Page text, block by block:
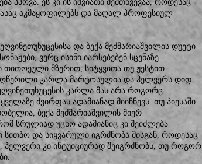
ჰპოვა. ეს კი ის იშვიათი შემთხვევაა, როდესაც
აკმაყოფილებს და მაღალ პროფესიულ
და ბექა მეძმარიაშვილის დუეტი
ვერც ისინი იარსებებენ სცენაზე
თითოეული მზერით, სიტყვითა თუ ჟესტით
კარლა მარტოსულია და ჰელვერს დიდ
კარლა მას არა როგორც
ძვირფას ადამიანად მიიჩნევს. თუ პიესაში
ბექა მეძმარიაშვილის მიერ
სრულიად უცხო ადამიანიც კი შეიძლება
და სიყვარული იგრძნობა მისგან, როდესაც
ჰელვერი კი ინტუიციურად შეიგრძნობს, თუ როგორ